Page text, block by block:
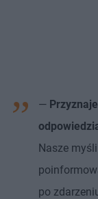
—
Nasze
po